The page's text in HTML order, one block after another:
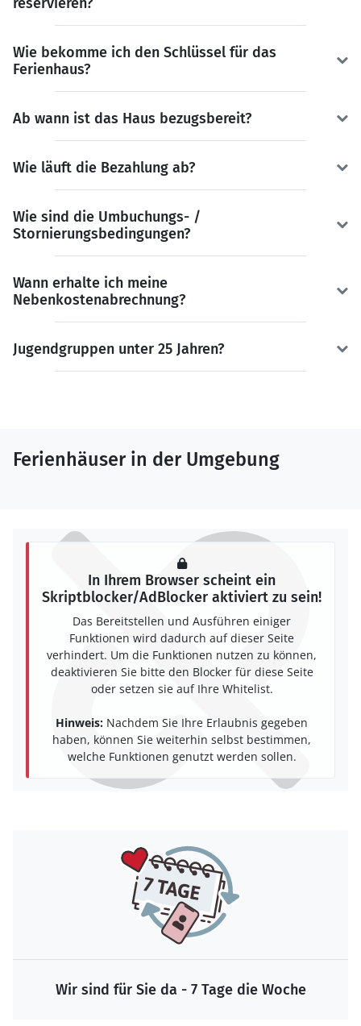
Wie bekomme ich den Schlüssel für das
Ferienhaus?
Ab wann ist das Haus bezugsbereit?
Wie läuft die Bezahlung ab?
Wie sind die Umbuchungs- /
Stornierungsbedingungen?
Wann erhalte ich meine
Nebenkostenabrechnung?
Jugendgruppen unter 25 Jahren?
Ferienhäuser in der Umgebung
In Ihrem Browser scheint ein
Skriptblocker/AdBlocker aktiviert zu sein!
Das Bereitstellen und Ausführen einiger
Funktionen wird dadurch auf dieser Seite
verhindert. Um die Funktionen nutzen zu können,
deaktivieren Sie bitte den Blocker für diese Seite
oder setzen sie auf Ihre Whitelist.
Hinweis: Nachdem Sie Ihre Erlaubnis gegeben
haben, können Sie weiterhin selbst bestimmen,
welche Funktionen genutzt werden sollen.
Wir sind für Sie da - 7 Tage die Woche